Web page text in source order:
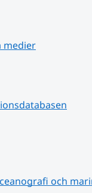
medier
och